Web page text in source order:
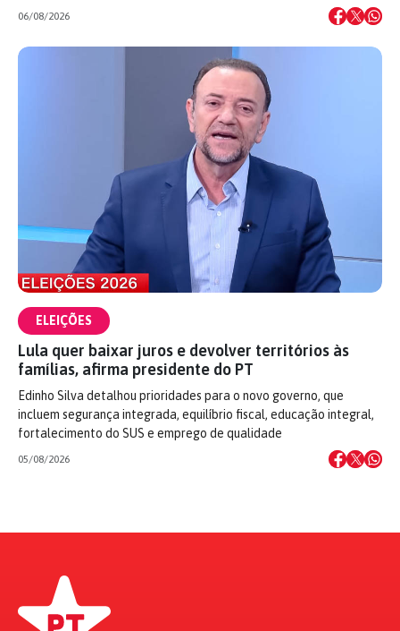
06/08/2026
ELEIÇÕES
Lula quer baixar juros e devolver territórios às
famílias, afirma presidente do PT
Edinho Silva detalhou prioridades para o novo governo, que
incluem segurança integrada, equilíbrio fiscal, educação integral,
fortalecimento do SUS e emprego de qualidade
05/08/2026